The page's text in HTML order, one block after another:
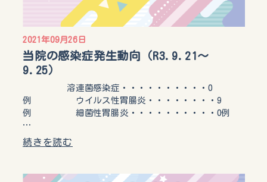
2021年09月26日
当院の感染症発生動向（R3.9.21～
9.25）
溶連菌感染症・・・・・・・・・・0
例 ウイルス性胃腸炎・・・・・・・・9
例 細菌性胃腸炎・・・・・・・・・・0例
…
続きを読む